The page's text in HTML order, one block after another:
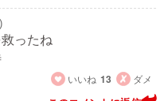
ったね
いいね 13 ダメ